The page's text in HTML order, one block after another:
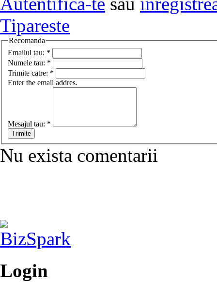
Tipareste
Recomanda
Emailul tau: *
Numele tau: *
Trimite catre: *
Enter the email addres.
Mesajul tau: *
Nu exista comentarii
Login